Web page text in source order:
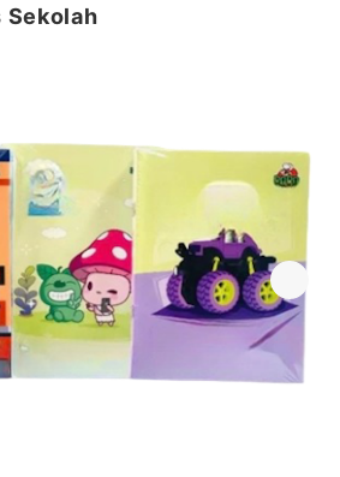
Sekolah